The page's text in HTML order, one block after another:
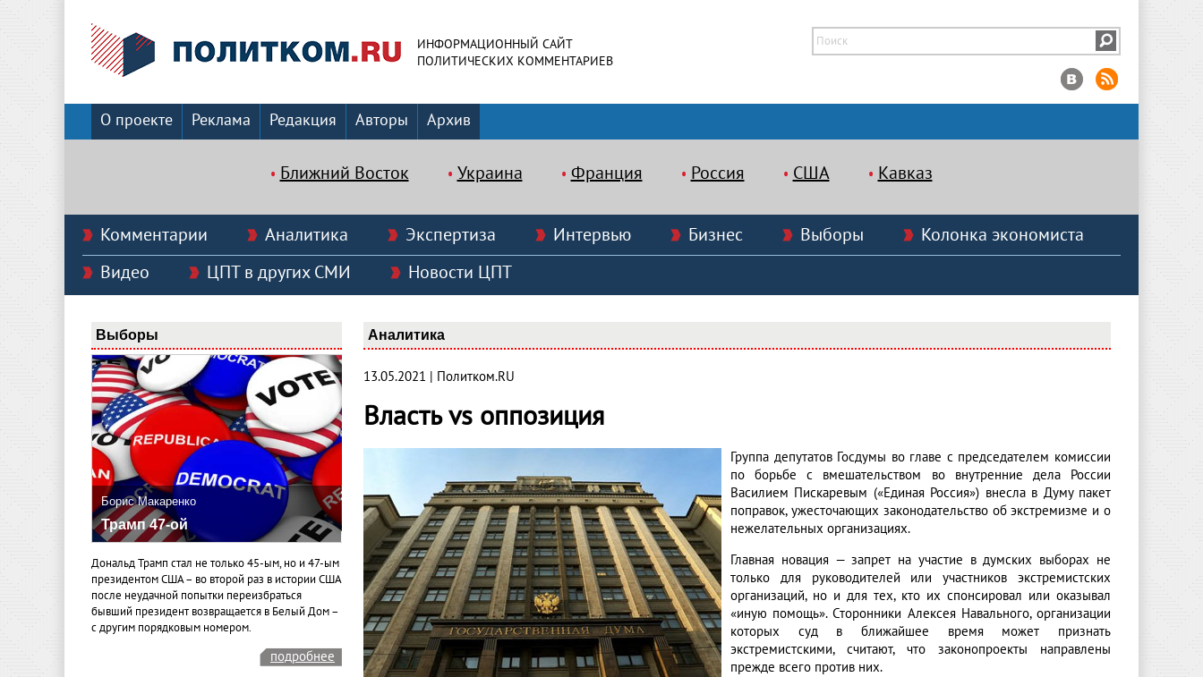
ИНФОРМАЦИОННЫЙ САЙТ
ПОЛИТИЧЕСКИХ КОММЕНТАРИЕВ
О проекте Реклама Редакция Авторы Архив
Ближний Восток Украина Франция Россия США Кавказ
Комментарии Аналитика Экспертиза Интервью Бизнес Выборы
Колонка экономиста
Видео
ЦПТ в других СМИ Новости ЦПТ
Выборы
Борис Макаренко
Трамп 47-ой
Дональд Трамп стал не только 45-ым, но и 47-ым
президентом США – во второй раз в истории США
после неудачной попытки переизбраться
бывший президент возвращается в Белый Дом –
с другим порядковым номером.
подробнее
Аналитика
13.05.2021 | Политком.RU
Власть vs оппозиция
Группа депутатов Госдумы во главе с председателем комиссии
по борьбе с вмешательством во внутренние дела России
Василием Пискаревым («Единая Россия») внесла в Думу пакет
поправок, ужесточающих законодательство об экстремизме и о
нежелательных организациях.
Главная новация — запрет на участие в думских выборах не
только для руководителей или участников экстремистских
организаций, но и для тех, кто их спонсировал или оказывал
«иную помощь». Сторонники Алексея Навального, организации
которых суд в ближайшее время может признать
экстремистскими, считают, что законопроекты направлены
прежде всего против них.